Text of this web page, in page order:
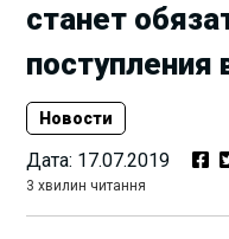
станет
поступления
Новости
Дата: 17.07.2019
3 хвилин читання